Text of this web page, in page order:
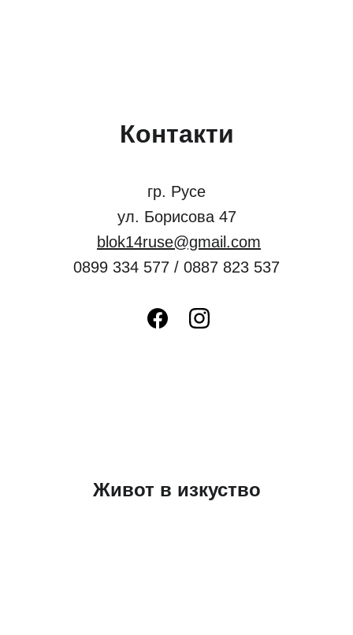
Контакти
гр. Русе
ул. Борисова 47
blok14ruse@gmail.com
0899 334 577 / 0887 823 537
Живот в изкуство